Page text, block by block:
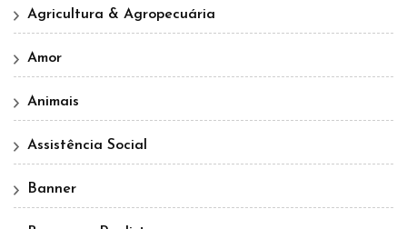
Agricultura & Agropecuária
Amor
Animais
Assistência Social
Banner